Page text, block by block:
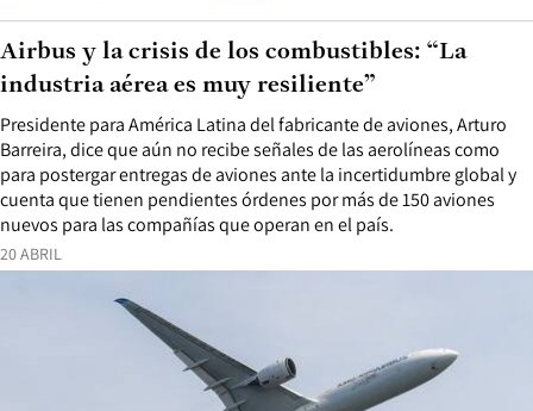
20 ABRIL
Presidente para América Latina del fabricante de aviones, Arturo
Barreira, dice que aún no recibe señales de las aerolíneas como
para postergar entregas de aviones ante la incertidumbre global y
cuenta que tienen pendientes órdenes por más de 150 aviones
nuevos para las compañías que operan en el país.
Airbus y la crisis de los combustibles: “La
industria aérea es muy resiliente”